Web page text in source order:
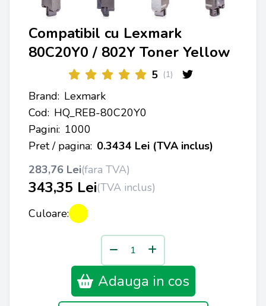
Compatibil cu Lexmark
80C20Y0 / 802Y Toner Yellow
5 (1)
Brand: Lexmark
Cod: HQ_REB-80C20Y0
Pagini: 1000
Pret / pagina: 0.3434 Lei (TVA inclus)
283,76 Lei(fara TVA)
343,35 Lei(TVA inclus)
Culoare:
Adauga in cos